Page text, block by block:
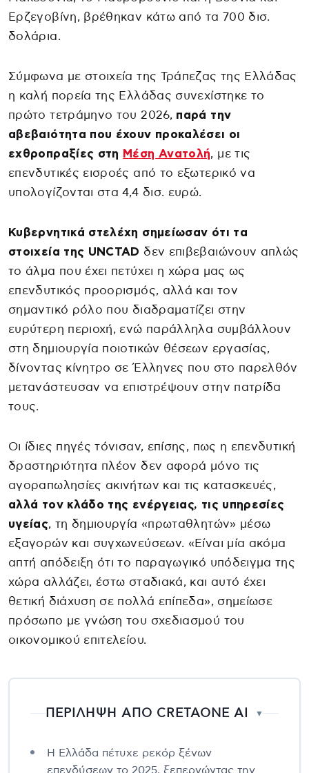
Ερζεγοβίνη, βρέθηκαν κάτω από τα 700 δισ.
δολάρια.
Σύμφωνα με στοιχεία της Τράπεζας της Ελλάδας
η καλή πορεία της Ελλάδας συνεχίστηκε το
πρώτο τετράμηνο του 2026, παρά την
αβεβαιότητα που έχουν προκαλέσει οι
εχθροπραξίες στη Μέση Ανατολή, με τις
επενδυτικές εισροές από το εξωτερικό να
υπολογίζονται στα 4,4 δισ. ευρώ.
Κυβερνητικά στελέχη σημείωσαν ότι τα
στοιχεία της UNCTAD δεν επιβεβαιώνουν απλώς
το άλμα που έχει πετύχει η χώρα μας ως
επενδυτικός προορισμός, αλλά και τον
σημαντικό ρόλο που διαδραματίζει στην
ευρύτερη περιοχή, ενώ παράλληλα συμβάλλουν
στη δημιουργία ποιοτικών θέσεων εργασίας,
δίνοντας κίνητρο σε Έλληνες που στο παρελθόν
μετανάστευσαν να επιστρέψουν στην πατρίδα
τους.
Οι ίδιες πηγές τόνισαν, επίσης, πως η επενδυτική
δραστηριότητα πλέον δεν αφορά μόνο τις
αγοραπωλησίες ακινήτων και τις κατασκευές,
αλλά τον κλάδο της ενέργειας, τις υπηρεσίες
υγείας, τη δημιουργία «πρωταθλητών» μέσω
εξαγορών και συγχωνεύσεων. «Είναι μία ακόμα
απτή απόδειξη ότι το παραγωγικό υπόδειγμα της
χώρα αλλάζει, έστω σταδιακά, και αυτό έχει
θετική διάχυση σε πολλά επίπεδα», σημείωσε
πρόσωπο με γνώση του σχεδιασμού του
οικονομικού επιτελείου.
ΠΕΡΙΛΗΨΗ ΑΠΟ CRETAONE AI ▼
Η Ελλάδα πέτυχε ρεκόρ ξένων
επενδύσεων το 2025, ξεπερνώντας την